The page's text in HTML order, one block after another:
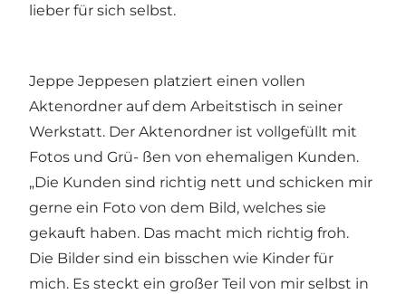
lieber für sich selbst.
Jeppe Jeppesen platziert einen vollen
Aktenordner auf dem Arbeitstisch in seiner
Werkstatt. Der Aktenordner ist vollgefüllt mit
Fotos und Grü- ßen von ehemaligen Kunden.
„Die Kunden sind richtig nett und schicken mir
gerne ein Foto von dem Bild, welches sie
gekauft haben. Das macht mich richtig froh.
Die Bilder sind ein bisschen wie Kinder für
mich. Es steckt ein großer Teil von mir selbst in